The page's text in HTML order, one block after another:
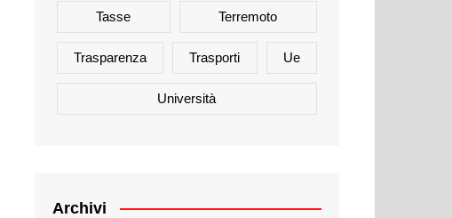
Tasse Terremoto
Trasparenza Trasporti Ue
Università
Archivi